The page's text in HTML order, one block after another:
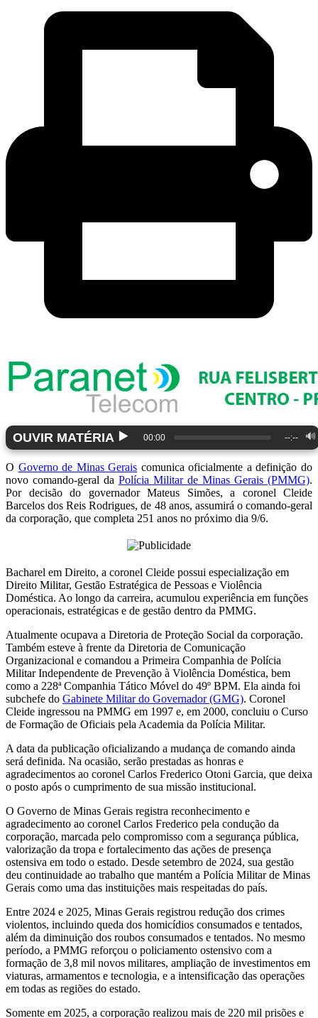
OUVIR MATÉRIA ▶️ 00:00 --:-- 🔊
O Governo de Minas Gerais comunica oficialmente a definição do
novo comando-geral da Polícia Militar de Minas Gerais (PMMG).
Por decisão do governador Mateus Simões, a coronel Cleide
Barcelos dos Reis Rodrigues, de 48 anos, assumirá o comando-geral
da corporação, que completa 251 anos no próximo dia 9/6.
Bacharel em Direito, a coronel Cleide possui especialização em
Direito Militar, Gestão Estratégica de Pessoas e Violência
Doméstica. Ao longo da carreira, acumulou experiência em funções
operacionais, estratégicas e de gestão dentro da PMMG.
Atualmente ocupava a Diretoria de Proteção Social da corporação.
Também esteve à frente da Diretoria de Comunicação
Organizacional e comandou a Primeira Companhia de Polícia
Militar Independente de Prevenção à Violência Doméstica, bem
como a 228ª Companhia Tático Móvel do 49º BPM. Ela ainda foi
subchefe do Gabinete Militar do Governador (GMG). Coronel
Cleide ingressou na PMMG em 1997 e, em 2000, concluiu o Curso
de Formação de Oficiais pela Academia da Polícia Militar.
A data da publicação oficializando a mudança de comando ainda
será definida. Na ocasião, serão prestadas as honras e
agradecimentos ao coronel Carlos Frederico Otoni Garcia, que deixa
o posto após o cumprimento de sua missão institucional.
O Governo de Minas Gerais registra reconhecimento e
agradecimento ao coronel Carlos Frederico pela condução da
corporação, marcada pelo compromisso com a segurança pública,
valorização da tropa e fortalecimento das ações de presença
ostensiva em todo o estado. Desde setembro de 2024, sua gestão
deu continuidade ao trabalho que mantém a Polícia Militar de Minas
Gerais como uma das instituições mais respeitadas do país.
Entre 2024 e 2025, Minas Gerais registrou redução dos crimes
violentos, incluindo queda dos homicídios consumados e tentados,
além da diminuição dos roubos consumados e tentados. No mesmo
período, a PMMG reforçou o policiamento ostensivo com a
formação de 3,8 mil novos militares, ampliação de investimentos em
viaturas, armamentos e tecnologia, e a intensificação das operações
em todas as regiões do estado.
Somente em 2025, a corporação realizou mais de 220 mil prisões e